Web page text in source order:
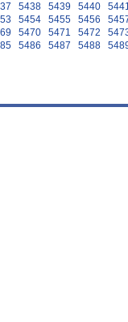
5438 5439 5440
5454 5455 5456
5470 5471 5472
5486 5487 5488